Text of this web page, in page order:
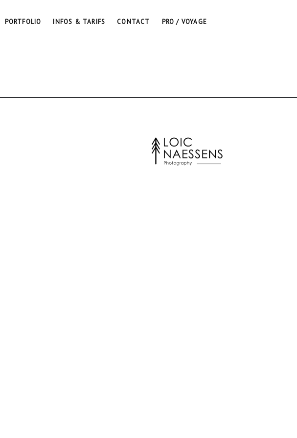
PORTFOLIO INFOS & TARIFS CONTACT PRO / VOYAGE